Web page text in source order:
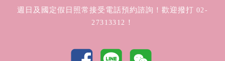
週日及國定假日照常接受電話預約諮詢！歡迎撥打 02-
27313312 ！